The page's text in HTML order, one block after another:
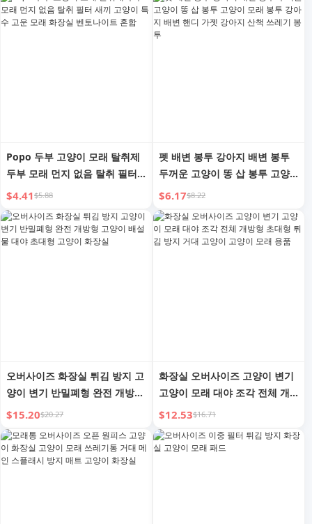
Popo 두부 고양이 모래 탈취제
두부 모래 먼지 없음 탈취 필터
새끼 고양이 특수 고운 모래 화
장실 벤토나이트 혼합
$4.41$5.88
펫 배변 봉투 강아지 배변 봉투
두꺼운 고양이 똥 삽 봉투 고양
이 모래 봉투 강아지 배변 핸디
가젯 강아지 산책 쓰레기 봉투
$6.17$8.22
오버사이즈 화장실 튀김 방지 고
양이 변기 반밀폐형 완전 개방형
고양이 배설물 대야 초대형 고양
이 화장실
$15.20$20.27
화장실 오버사이즈 고양이 변기
고양이 모래 대야 조각 전체 개
방형 초대형 튀김 방지 거대 고
양이 고양이 모래 용품
$12.53$16.71